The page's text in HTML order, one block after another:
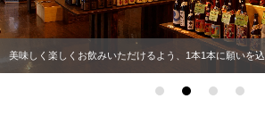
美味しく楽しくお飲みいただけるよう、1本1本に願いを込